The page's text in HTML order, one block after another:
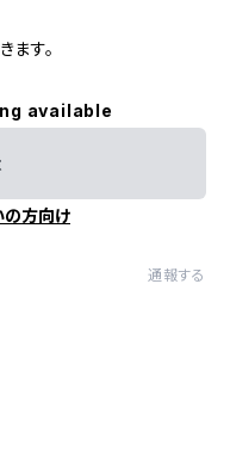
す。
available
の方向け
通報する